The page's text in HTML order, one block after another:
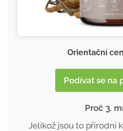
Orientační
Podívat se na
Proč 3.
Jelikož jsou to přírodní